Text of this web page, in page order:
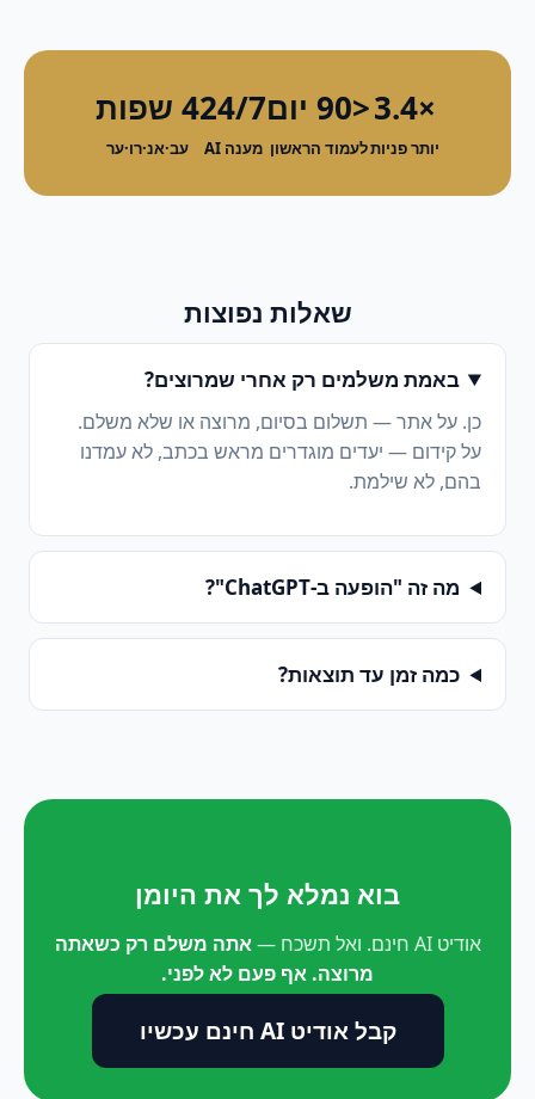
×3.4
יותר פניות
<90 יום
לעמוד הראשון
24/7
מענה AI
4 שפות
עב·אנ·רו·ער
שאלות נפוצות
באמת משלמים רק אחרי שמרוצים?
כן. על אתר — תשלום בסיום, מרוצה או שלא משלם.
על קידום — יעדים מוגדרים מראש בכתב, לא עמדנו
בהם, לא שילמת.
מה זה "הופעה ב-ChatGPT"?
כמה זמן עד תוצאות?
בוא נמלא לך את היומן
אודיט AI חינם. ואל תשכח —
אתה משלם רק כשאתה
מרוצה. אף פעם לא לפני.
קבל אודיט AI חינם עכשיו